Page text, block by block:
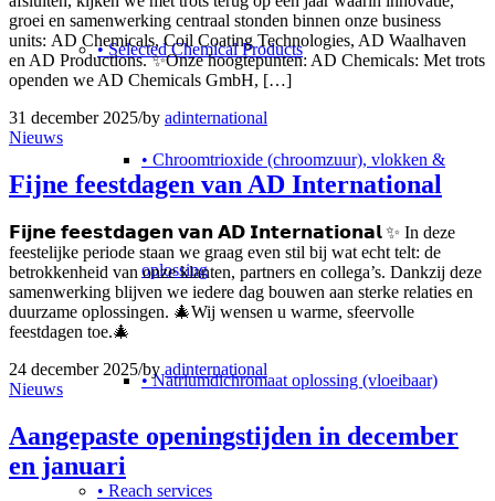
• Selected Chemical Products
• Chroomtrioxide (chroomzuur), vlokken &
oplossing
• Natriumdichromaat oplossing (vloeibaar)
• Reach services
groei en samenwerking centraal stonden binnen onze business
units: AD Chemicals, Coil Coating Technologies, AD Waalhaven
en AD Productions. ✨Onze hoogtepunten: AD Chemicals: Met trots
openden we AD Chemicals GmbH, […]
31 december 2025/by adinternational
Nieuws
Fijne feestdagen van AD International
𝗙𝗶𝗷𝗻𝗲 𝗳𝗲𝗲𝘀𝘁𝗱𝗮𝗴𝗲𝗻 𝘃𝗮𝗻 𝗔𝗗 𝗜𝗻𝘁𝗲𝗿𝗻𝗮𝘁𝗶𝗼𝗻𝗮𝗹 ✨ In deze
feestelijke periode staan we graag even stil bij wat echt telt: de
betrokkenheid van onze klanten, partners en collega’s. Dankzij deze
samenwerking blijven we iedere dag bouwen aan sterke relaties en
duurzame oplossingen. 🎄Wij wensen u warme, sfeervolle
feestdagen toe.🎄
24 december 2025/by adinternational
Nieuws
Aangepaste openingstijden in december
en januari